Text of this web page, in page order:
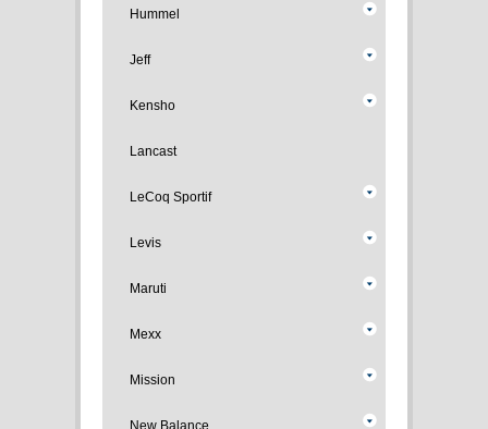
Hummel
Jeff
Kensho
Lancast
LeCoq Sportif
Levis
Maruti
Mexx
Mission
New Balance